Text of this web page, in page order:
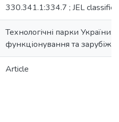
330.341.1:334.7 ; JEL
Технологічні парки України:
функціонування та
Article